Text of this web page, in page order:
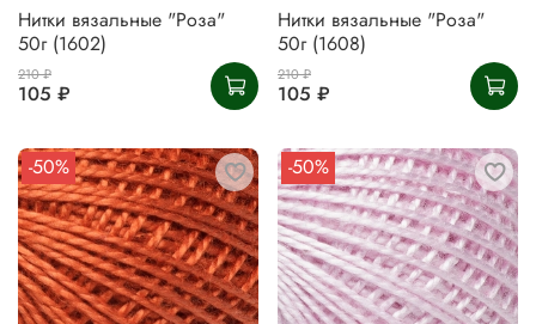
Нитки вязальные "Роза"
50г (1602)
210 ₽
105 ₽
Нитки вязальные "Роза"
50г (1608)
210 ₽
105 ₽
-50% -50%